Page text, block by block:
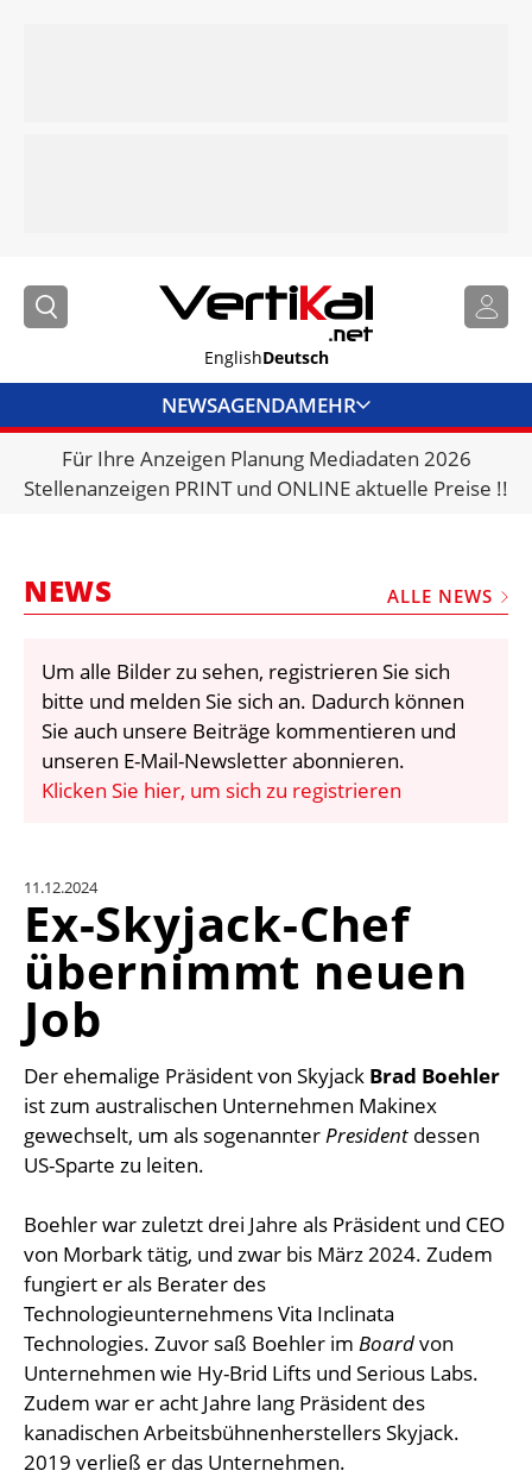
EnglishDeutsch
NEWSAGENDAMEHR
BRANCHENLINKS
VERMIETER
VIDEOS
BIBLIOTHEK
KRAN & BÜHNE
EINHEITENKONVERTER
KONTAKT
Für Ihre Anzeigen Planung Mediadaten 2026
Stellenanzeigen PRINT und ONLINE aktuelle Preise !!
NEWS ALLE NEWS
Um alle Bilder zu sehen, registrieren Sie sich
bitte und melden Sie sich an. Dadurch können
Sie auch unsere Beiträge kommentieren und
unseren E-Mail-Newsletter abonnieren.
Klicken Sie hier, um sich zu registrieren
11.12.2024
Ex-Skyjack-Chef
übernimmt neuen
Job
Der ehemalige Präsident von Skyjack Brad Boehler
ist zum australischen Unternehmen Makinex
gewechselt, um als sogenannter President dessen
US-Sparte zu leiten.
Boehler war zuletzt drei Jahre als Präsident und CEO
von Morbark tätig, und zwar bis März 2024. Zudem
fungiert er als Berater des
Technologieunternehmens Vita Inclinata
Technologies. Zuvor saß Boehler im Boardvon
Unternehmen wie Hy-Brid Lifts und Serious Labs.
Zudem war er acht Jahre lang Präsident des
kanadischen Arbeitsbühnenherstellers Skyjack.
2019 verließ er das Unternehmen.